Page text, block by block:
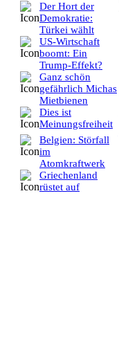
Der Hort der
Demokratie:
Türkei wählt
US-Wirtschaft
boomt: Ein
Trump-Effekt?
Ganz schön
gefährlich Michas
Mietbienen
Dies ist
Meinungsfreiheit
Belgien: Störfall
im
Atomkraftwerk
Griechenland
rüstet auf